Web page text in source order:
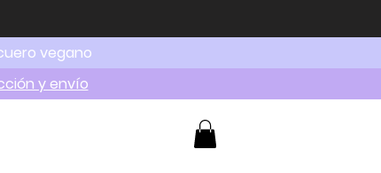
vegano
y envío